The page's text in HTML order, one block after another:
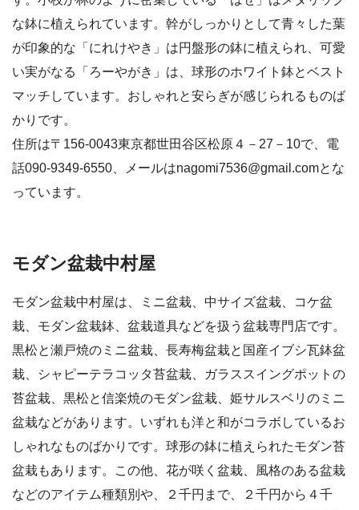
な鉢に植えられています。幹がしっかりとして青々した葉
が印象的な「にれけやき」は円盤形の鉢に植えられ、可愛
い実がなる「ろーやがき」は、球形のホワイト鉢とベスト
マッチしています。おしゃれと安らぎが感じられるものば
かりです。
住所は〒156-0043東京都世田谷区松原４－27－10で、電
話090-9349-6550、メールはnagomi7536@gmail.comとな
っています。
モダン盆栽中村屋
モダン盆栽中村屋は、ミニ盆栽、中サイズ盆栽、コケ盆
栽、モダン盆栽鉢、盆栽道具などを扱う盆栽専門店です。
黒松と瀬戸焼のミニ盆栽、長寿梅盆栽と国産イブシ瓦鉢盆
栽、シャピーテラコッタ苔盆栽、ガラススイングポットの
苔盆栽、黒松と信楽焼のモダン盆栽、姫サルスベリのミニ
盆栽などがあります。いずれも洋と和がコラボしているお
しゃれなものばかりです。球形の鉢に植えられたモダン苔
盆栽もあります。この他、花が咲く盆栽、風格のある盆栽
などのアイテム種類別や、２千円まで、２千円から４千